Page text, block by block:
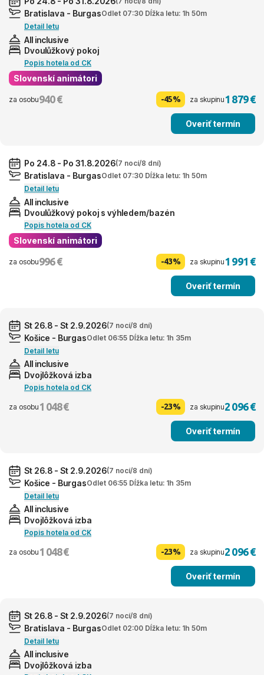
Bratislava - BurgasOdlet 07:30 Dĺžka letu: 1h 50m
Detail letu
All inclusive
Dvoulůžkový pokoj
Popis hotela od CK
Slovenskí animátori
za osobu940 € -45% za skupinu1 879 €
Overiť termín
Po 24.8 - Po 31.8.2026(7 nocí/8 dní)
Bratislava - BurgasOdlet 07:30 Dĺžka letu: 1h 50m
Detail letu
All inclusive
Dvoulůžkový pokoj s výhledem/bazén
Popis hotela od CK
Slovenskí animátori
za osobu996 € -43% za skupinu1 991 €
Overiť termín
St 26.8 - St 2.9.2026(7 nocí/8 dní)
Košice - BurgasOdlet 06:55 Dĺžka letu: 1h 35m
Detail letu
All inclusive
Dvojlôžková izba
Popis hotela od CK
za osobu 1 048 € -23% za skupinu2 096 €
Overiť termín
St 26.8 - St 2.9.2026(7 nocí/8 dní)
Košice - BurgasOdlet 06:55 Dĺžka letu: 1h 35m
Detail letu
All inclusive
Dvojlôžková izba
Popis hotela od CK
za osobu 1 048 € -23% za skupinu2 096 €
Overiť termín
St 26.8 - St 2.9.2026(7 nocí/8 dní)
Bratislava - BurgasOdlet 02:00 Dĺžka letu: 1h 50m
Detail letu
All inclusive
Dvojlôžková izba